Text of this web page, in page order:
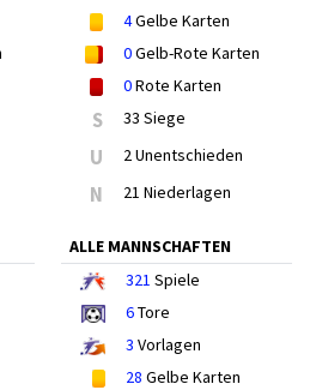
4Gelbe Karten
0Gelb-Rote Karten
0Rote Karten
S 33 Siege
U 2 Unentschieden
N 21 Niederlagen
ALLE MANNSCHAFTEN
321 Spiele
6Tore
3 Vorlagen
28 Gelbe Karten